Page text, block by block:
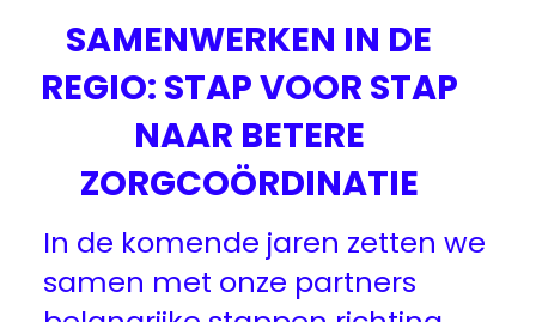
In de komende jaren zetten we
samen met onze partners
SAMENWERKEN IN DE
REGIO: STAP VOOR STAP
NAAR BETERE
ZORGCOÖRDINATIE